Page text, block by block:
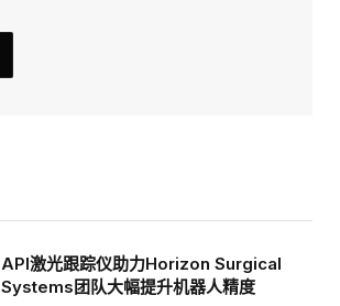
API激光跟踪仪助力Horizon Surgical
Systems团队大幅提升机器人精度